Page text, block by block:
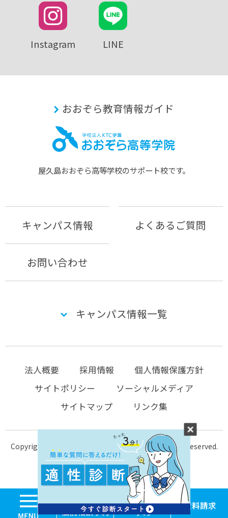
学校見学・個別相
体験入
Instagram LINE
おおぞら教育情報ガイド
屋久島おおぞら⾼等学校のサポート校です。
キャンパス情報 よくあるご質問
お問い合わせ
キャンパス情報一覧
法人概要 採用情報
個人情報保護方針
サイトポリシー
ソーシャルメディア
サイトマップ
リンク集
Copyright © 2004-2026 KTC-school.com All Rights Reserved.